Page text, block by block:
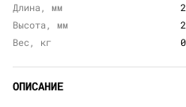
Длина, мм
Высота, мм
Вес, кг
ОПИСАНИЕ